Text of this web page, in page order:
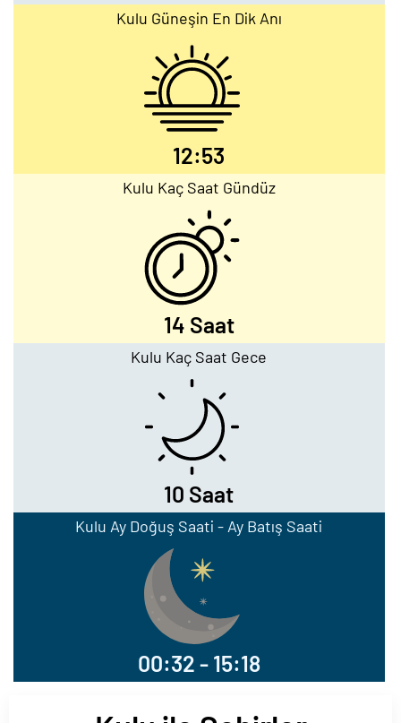
Kulu Güneşin En Dik Anı
12:53
Kulu Kaç Saat Gündüz
14 Saat
Kulu Kaç Saat Gece
10 Saat
Kulu Ay Doğuş Saati - Ay Batış Saati
00:32 - 15:18